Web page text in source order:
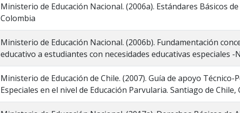
Ministerio de Educación Nacional. (2006a). Estándares Básicos
Colombia
Ministerio de Educación Nacional. (2006b). Fundamentación
educativo a estudiantes con necesidades educativas especiales -
Ministerio de Educación de Chile. (2007). Guía de apoyo Técnico-
Especiales en el nivel de Educación Parvularia. Santiago de Chile,